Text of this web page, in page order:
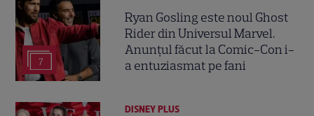
7
Ryan Gosling este noul Ghost
Rider din Universul Marvel.
Anunțul făcut la Comic-Con i-
a entuziasmat pe fani
DISNEY PLUS